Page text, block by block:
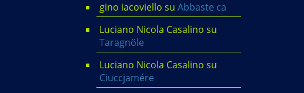
gino iacoviello su Abbaste ca
Luciano Nicola Casalino su
Taragnöle
Luciano Nicola Casalino su
Ciuccjamére